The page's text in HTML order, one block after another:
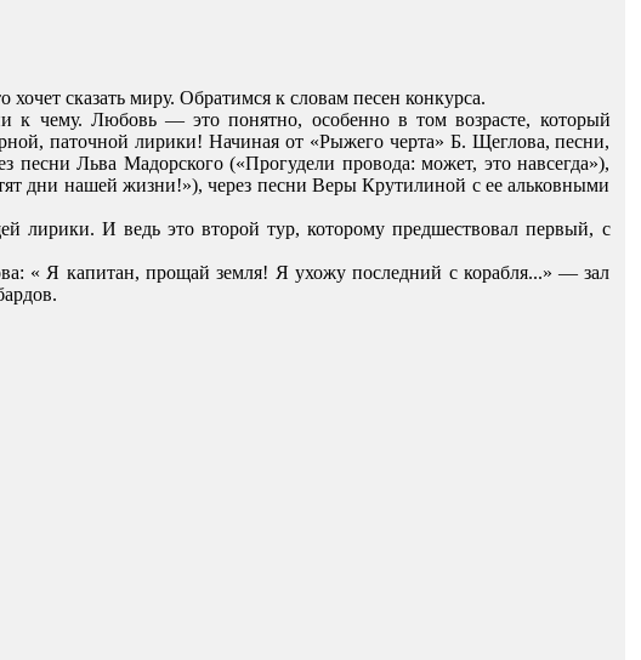
сказать миру. Обратимся к словам песен конкурса.
чему. Любовь — это понятно, особенно в том возрасте, который
паточной лирики! Начиная от «Рыжего черта» Б. Щеглова, песни,
Льва Мадорского («Прогудели провода: может, это навсегда»),
дни нашей жизни!»), через песни Веры Крутилиной с ее альковными
лирики. И ведь это второй тур, которому предшествовал первый, с
« Я капитан, прощай земля! Я ухожу последний с корабля...» — зал